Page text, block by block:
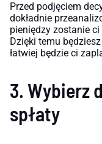
Przed podjęciem
dokładnie
pieniędzy zostanie
Dzięki temu
łatwiej będzie ci
3. Wybierz
spłaty